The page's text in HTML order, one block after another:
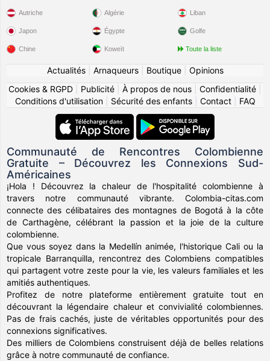
Autriche
Japon
Chine
Algérie
Égypte
Koweït
Liban
Golfe
Toute la liste
Actualités| Arnaqueurs| Boutique| Opinions
Cookies & RGPD
Publicité À propos de nous Confidentialité
Conditions d'utilisation| Sécurité des enfants| Contact| FAQ
Communauté de Rencontres Colombienne
Gratuite – Découvrez les Connexions Sud-
Américaines
¡Hola ! Découvrez la chaleur de l'hospitalité colombienne à
travers notre communauté vibrante. Colombia-citas.com
connecte des célibataires des montagnes de Bogotá à la côte
de Carthagène, célébrant la passion et la joie de la culture
colombienne.
Que vous soyez dans la Medellín animée, l'historique Cali ou la
tropicale Barranquilla, rencontrez des Colombiens compatibles
qui partagent votre zeste pour la vie, les valeurs familiales et les
amitiés authentiques.
Profitez de notre plateforme entièrement gratuite tout en
découvrant la légendaire chaleur et convivialité colombiennes.
Pas de frais cachés, juste de véritables opportunités pour des
connexions significatives.
Des milliers de Colombiens construisent déjà de belles relations
grâce à notre communauté de confiance.